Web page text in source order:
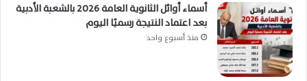
أسماء أوائل الثانوية العامة 2026 بالشعبة الأدبية
بعد اعتماد النتيجة رسميًا اليوم
منذ أسبوع واحد